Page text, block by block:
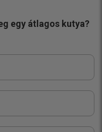
egy átlagos kutya?